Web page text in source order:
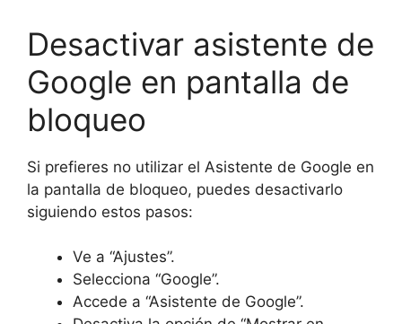
Desactivar asistente de
Google en pantalla de
bloqueo
Si prefieres no utilizar el Asistente de Google en
la pantalla de bloqueo, puedes desactivarlo
siguiendo estos pasos:
Ve a “Ajustes”.
Selecciona “Google”.
Accede a “Asistente de Google”.